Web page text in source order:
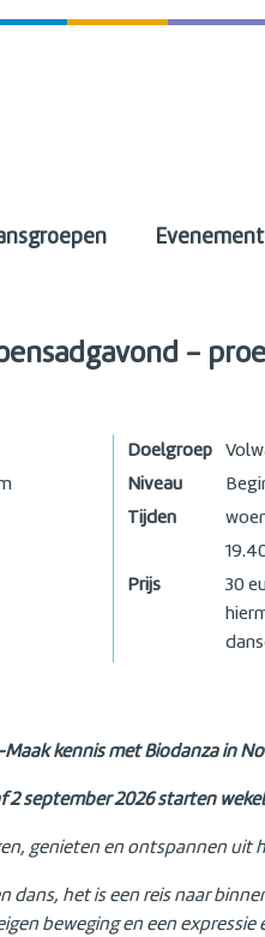
-
Doelgroep
Niveau
Tijden
Prijs
30
kennis met Biodanza in
september 2026 starten
genieten en ontspannen uit
dans, het is een reis naar
beweging en een expressie